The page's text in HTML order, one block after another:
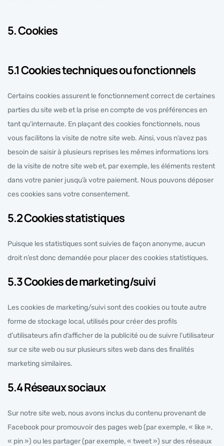
5. Cookies
5.1 Cookies techniques ou fonctionnels
Certains cookies assurent le fonctionnement correct de certaines
parties du site web et la prise en compte de vos préférences en
tant qu’internaute. En plaçant des cookies fonctionnels, nous
vous facilitons la visite de notre site web. Ainsi, vous n’avez pas
besoin de saisir à plusieurs reprises les mêmes informations lors
de la visite de notre site web et, par exemple, les éléments restent
dans votre panier jusqu’à votre paiement. Nous pouvons déposer
ces cookies sans votre consentement.
5.2 Cookies statistiques
Puisque les statistiques sont suivies de façon anonyme, aucun
droit n’est donc demandée pour placer des cookies statistiques.
5.3 Cookies de marketing/suivi
Les cookies de marketing/suivi sont des cookies ou toute autre
forme de stockage local, utilisés pour créer des profils
d’utilisateurs afin d’afficher de la publicité ou de suivre l’utilisateur
sur ce site web ou sur plusieurs sites web dans des finalités
marketing similaires.
5.4 Réseaux sociaux
Sur notre site web, nous avons inclus du contenu provenant de
Facebook pour promouvoir des pages web (par exemple, « like »,
« pin ») ou les partager (par exemple, « tweet ») sur des réseaux